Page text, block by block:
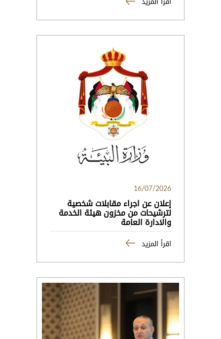
16/07/2026
إعلان عن اجراء مقابلات شخصية
لترشيحات من مخزون هيئة الخدمة
والادارة العامة
اقرأ المزيد